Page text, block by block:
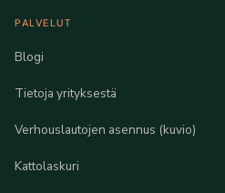
PALVELUT
Blogi
Tietoja yrityksestä
Verhouslautojen asennus (kuvio)
Kattolaskuri